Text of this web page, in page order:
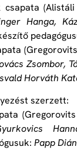
csapata (Alistáli
Hanga,
Zsombor,
Horváth
szerzett:
Papp